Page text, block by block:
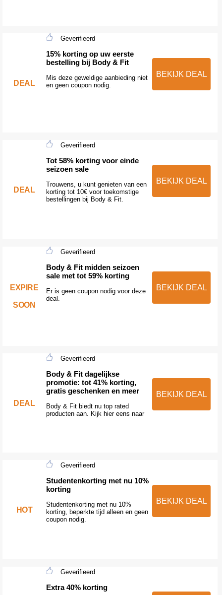
DEAL
Geverifieerd
15% korting op uw eerste
bestelling bij Body & Fit
Mis deze geweldige aanbieding niet
en geen coupon nodig.
BEKIJK DEAL
DEAL
Geverifieerd
Tot 58% korting voor einde
seizoen sale
Trouwens, u kunt genieten van een
korting tot 10€ voor toekomstige
bestellingen bij Body & Fit.
BEKIJK DEAL
EXPIRE
SOON
Geverifieerd
Body & Fit midden seizoen
sale met tot 59% korting
Er is geen coupon nodig voor deze
deal.
BEKIJK DEAL
DEAL
Geverifieerd
Body & Fit dagelijkse
promotie: tot 41% korting,
gratis geschenken en meer
Body & Fit biedt nu top rated
producten aan. Kijk hier eens naar
BEKIJK DEAL
HOT
Geverifieerd
Studentenkorting met nu 10%
korting
Studentenkorting met nu 10%
korting, beperkte tijd alleen en geen
coupon nodig.
BEKIJK DEAL
Geverifieerd
Extra 40% korting